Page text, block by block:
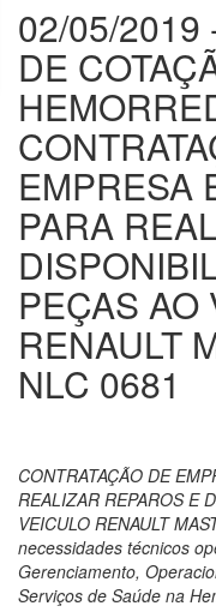
02/05/2019
DE
EMPRESA
PARA
PEÇAS AO
RENAULT
NLC 0681
CONTRATAÇÃO DE
REALIZAR REPAROS E
VEICULO RENAULT
necessidades técnicos
Gerenciamento,
Serviços de Saúde na